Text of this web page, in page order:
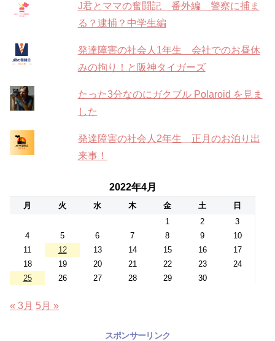
J君とママの奮闘記 番外編 警察に捕ま
る？逮捕？中学生編
発達障害の社会人1年生 会社でのお昼休
みの拘り！と阪神タイガーズ
たった3分なのにガクブル Polaroid を見ま
した
発達障害の社会人2年生 正月のお泊り出
来事！
2022年4月
月 火 水 木 金 土
日
1
2
3
4
5 6 7 8 9
10
11
12 13 14 15 16
17
18
19 20 21 22 23
24
25
26 27 28 29 30
« 3月 5月 »
スポンサーリンク